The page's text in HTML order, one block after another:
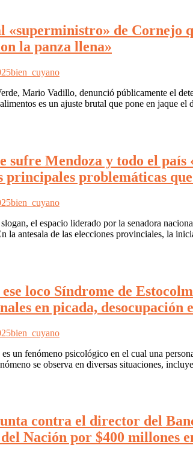
«superministro» de Cornejo
la panza llena»
bien_cuyano
Mario Vadillo, denunció públicamente el
es un ajuste brutal que pone en jaque
sufre Mendoza y todo el
principales problemáticas
bien_cuyano
el espacio liderado por la senadora
la antesala de las elecciones provinciales, la
loco Síndrome de
en picada,
bien_cuyano
un fenómeno psicológico en el cual una
se observa en diversas situaciones,
contra el director del
Nación por $400 millones